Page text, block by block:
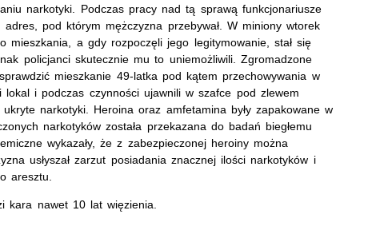
narkotyki. Podczas pracy nad tą sprawą funkcjonariusze
pod którym mężczyzna przebywał. W miniony wtorek
mieszkania, a gdy rozpoczęli jego legitymowanie, stał się
policjanci skutecznie mu to uniemożliwili. Zgromadzone
mieszkanie 49-latka pod kątem przechowywania w
lokal i podczas czynności ujawnili w szafce pod zlewem
narkotyki. Heroina oraz amfetamina były zapakowane w
narkotyków została przekazana do badań biegłemu
wykazały, że z zabezpieczonej heroiny można
usłyszał zarzut posiadania znacznej ilości narkotyków i
aresztu.
kara nawet 10 lat więzienia.